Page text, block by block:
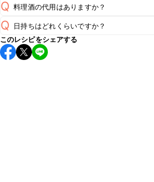
Q 料理酒の代用はありますか？
A
Q 日持ちはどれくらいですか？
保存期間は冷蔵で翌日中が目安です。なる
し上がりください。
このレシピをシェアする